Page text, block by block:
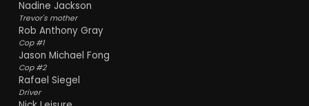
Nadine Jackson
Trevor's mother
Rob Anthony Gray
Cop #1
Jason Michael Fong
Cop #2
Rafael Siegel
Driver